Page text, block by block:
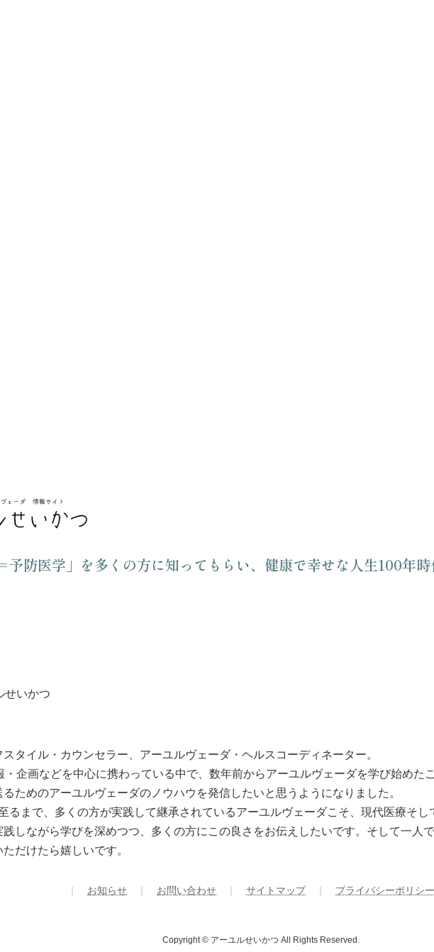
予防医学」を多くの方に知ってもらい、健康で幸せな人生100年
せいかつ
タイル・カウンセラー、アーユルヴェーダ・ヘルスコーディネーター。
・企画などを中心に携わっている中で、数年前からアーユルヴェーダを学び始めた
ためのアーユルヴェーダのノウハウを発信したいと思うようになりました。
るまで、多くの方が実践して継承されているアーユルヴェーダこそ、現代医療そし
しながら学びを深めつつ、多くの方にこの良さをお伝えしたいです。そして一人
だけたら嬉しいです。
お知らせ お問い合わせ サイトマップ｜ プライバシーポリシー
Copyright © アーユルせいかつ All Rights Reserved.